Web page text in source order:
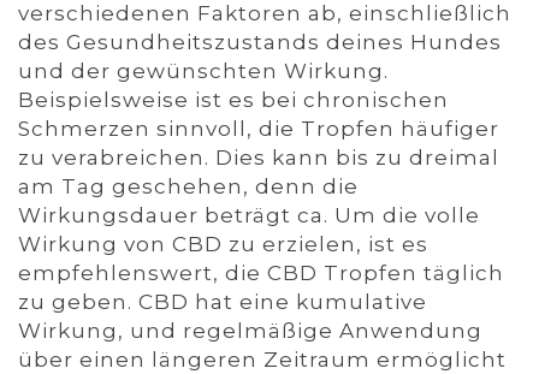
verschiedenen Faktoren ab, einschließlich
des Gesundheitszustands deines Hundes
und der gewünschten Wirkung.
Beispielsweise ist es bei chronischen
Schmerzen sinnvoll, die Tropfen häufiger
zu verabreichen. Dies kann bis zu dreimal
am Tag geschehen, denn die
Wirkungsdauer beträgt ca. Um die volle
Wirkung von CBD zu erzielen, ist es
empfehlenswert, die CBD Tropfen täglich
zu geben. CBD hat eine kumulative
Wirkung, und regelmäßige Anwendung
über einen längeren Zeitraum ermöglicht